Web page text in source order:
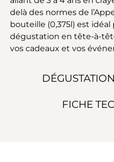
FICHE
delà des normes de
bouteille (0,375l) est
dégustation en tête-à-
vos cadeaux et vos